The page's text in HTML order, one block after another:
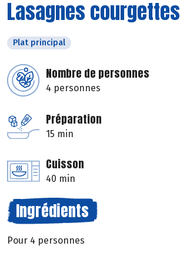
Lasagnes
Plat principal
Nombre de personnes
4 personnes
Préparation
15 min
Cuisson
40 min
Ingrédients
Pour 4 personnes